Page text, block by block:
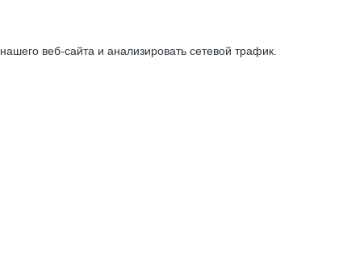
веб-сайта и анализировать сетевой трафик.